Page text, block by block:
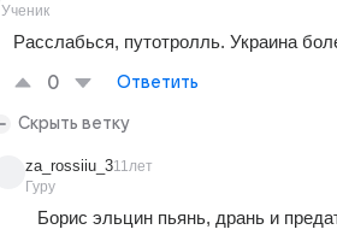
Ученик
Расслабься, путотролль. Украина
0 Ответить
Скрыть ветку
za_rossiiu_3
Гуру
11лет
Борис эльцин пьянь, дрань и